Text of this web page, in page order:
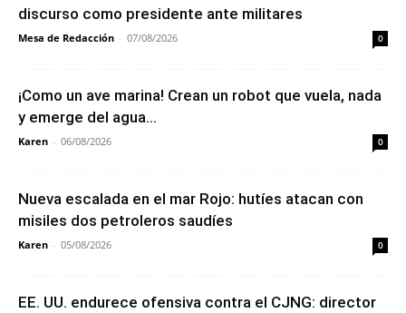
discurso como presidente ante militares
Mesa de Redacción - 07/08/2026 0
¡Como un ave marina! Crean un robot que vuela, nada
y emerge del agua...
Karen - 06/08/2026 0
Nueva escalada en el mar Rojo: hutíes atacan con
misiles dos petroleros saudíes
Karen - 05/08/2026 0
EE. UU. endurece ofensiva contra el CJNG: director